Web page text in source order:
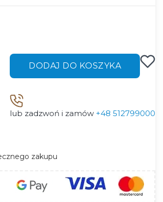
DODAJ DO KOSZYKA
lub zadzwoń i zamów +48 512799000
zakupu